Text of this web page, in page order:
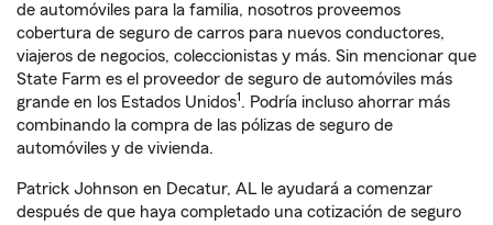
de automóviles para la familia, nosotros proveemos
cobertura de seguro de carros para nuevos conductores,
viajeros de negocios, coleccionistas y más. Sin mencionar que
State Farm es el proveedor de seguro de automóviles más
grande en los Estados Unidos1 . Podría incluso ahorrar más
combinando la compra de las pólizas de seguro de
automóviles y de vivienda.
Patrick Johnson en Decatur, AL le ayudará a comenzar
después de que haya completado una cotización de seguro